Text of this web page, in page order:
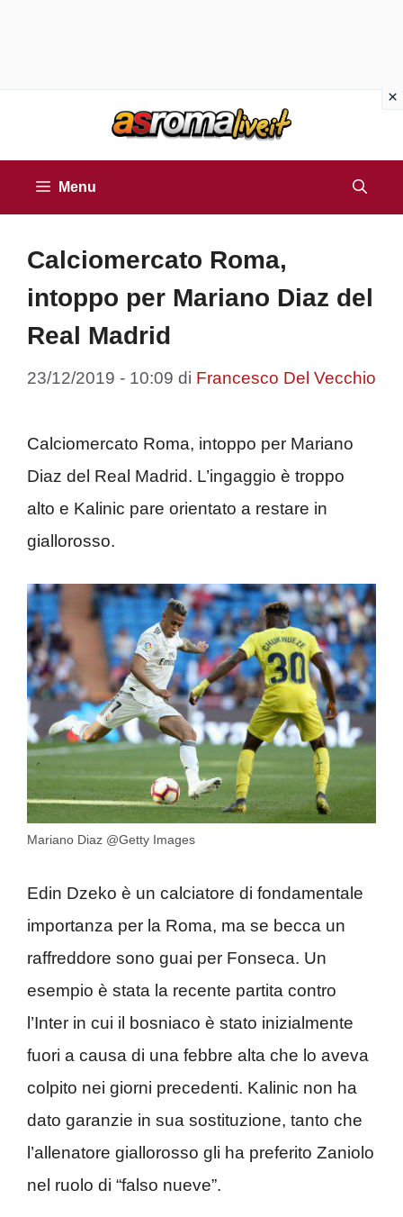
Menu
Calciomercato Roma,
intoppo per Mariano Diaz del
Real Madrid
23/12/2019 - 10:09 di Francesco Del Vecchio
Calciomercato Roma, intoppo per Mariano
Diaz del Real Madrid. L’ingaggio è troppo
alto e Kalinic pare orientato a restare in
giallorosso.
Mariano Diaz @Getty Images
Edin Dzeko è un calciatore di fondamentale
importanza per la Roma, ma se becca un
raffreddore sono guai per Fonseca. Un
esempio è stata la recente partita contro
l’Inter in cui il bosniaco è stato inizialmente
fuori a causa di una febbre alta che lo aveva
colpito nei giorni precedenti. Kalinic non ha
dato garanzie in sua sostituzione, tanto che
l’allenatore giallorosso gli ha preferito Zaniolo
nel ruolo di “falso nueve”.